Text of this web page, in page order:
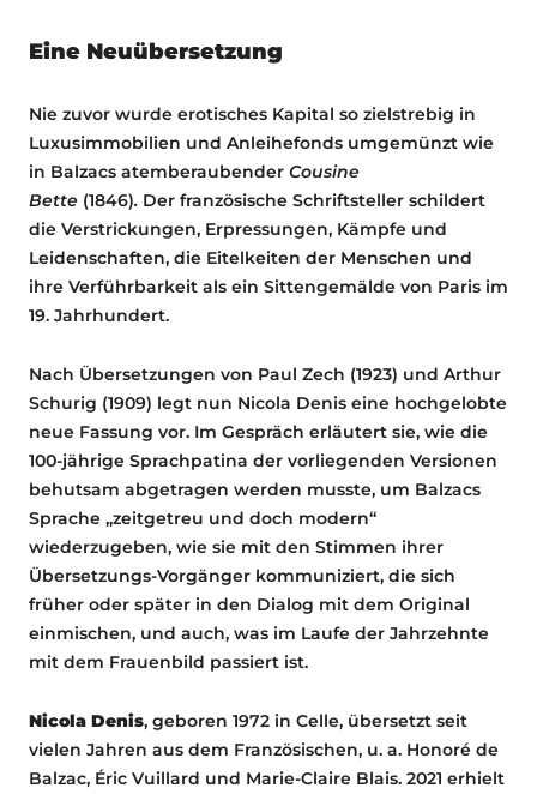
Eine Neuübersetzung
Nie zuvor wurde erotisches Kapital so zielstrebig in
Luxusimmobilien und Anleihefonds umgemünzt wie
in Balzacs atemberaubender Cousine
Bette (1846). Der französische Schriftsteller schildert
die Verstrickungen, Erpressungen, Kämpfe und
Leidenschaften, die Eitelkeiten der Menschen und
ihre Verführbarkeit als ein Sittengemälde von Paris im
19. Jahrhundert.
Nach Übersetzungen von Paul Zech (1923) und Arthur
Schurig (1909) legt nun Nicola Denis eine hochgelobte
neue Fassung vor. Im Gespräch erläutert sie, wie die
100-jährige Sprachpatina der vorliegenden Versionen
behutsam abgetragen werden musste, um Balzacs
Sprache „zeitgetreu und doch modern“
wiederzugeben, wie sie mit den Stimmen ihrer
Übersetzungs-Vorgänger kommuniziert, die sich
früher oder später in den Dialog mit dem Original
einmischen, und auch, was im Laufe der Jahrzehnte
mit dem Frauenbild passiert ist.
Nicola Denis, geboren 1972 in Celle, übersetzt seit
vielen Jahren aus dem Französischen, u. a. Honoré de
Balzac, Éric Vuillard und Marie-Claire Blais. 2021 erhielt